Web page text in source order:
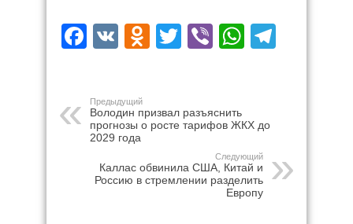
Facebook
VK Odnoklassniki
Twitter
Viber
Предыдущий
Володин призвал разъяснить
прогнозы о росте тарифов ЖКХ до
2029 года
Следующий
Каллас обвинила США, Китай и
Россию в стремлении разделить
Европу